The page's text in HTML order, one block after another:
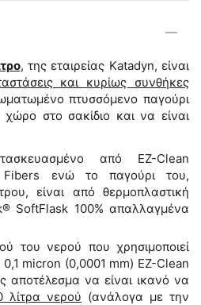
, της εταιρείας Katadyn, είναι
και κυρίως συνθήκες
πτυσσόμενο παγούρι
στο σακίδιο και να είναι
από EZ-Clean
ενώ το παγούρι του,
είναι από θερμοπλαστική
SoftFlask 100% απαλλαγμένα
του νερού που χρησιμοποιεί
micron (0,0001 mm) EZ-Clean
αποτέλεσμα να είναι ικανό να
λίτρα νερού (ανάλογα με την